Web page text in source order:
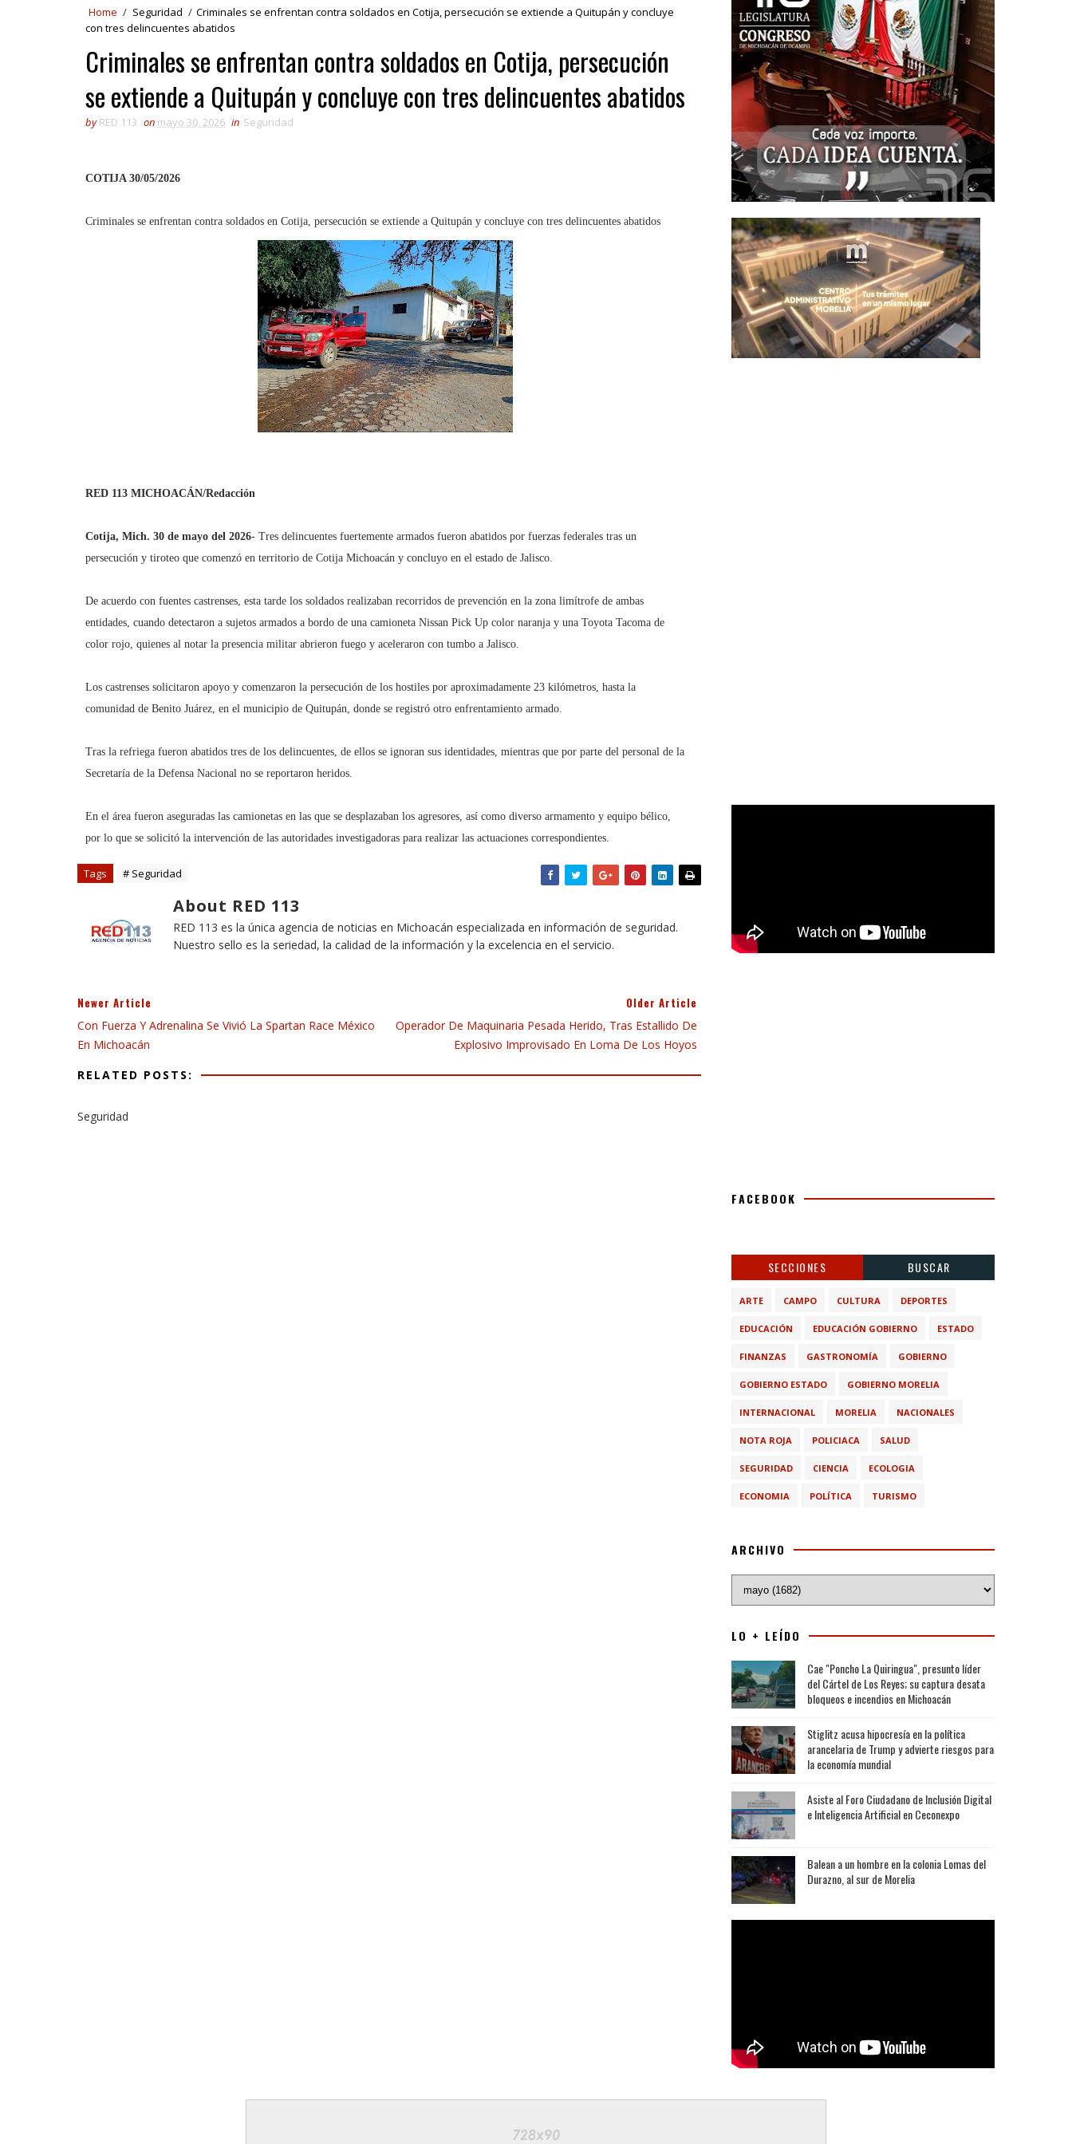
Home / Seguridad / Criminales se enfrentan contra soldados en Cotija, persecución se extiende a Quitupán y concluye
con tres delincuentes abatidos
Criminales se enfrentan contra soldados en Cotija, persecución
se extiende a Quitupán y concluye con tres delincuentes abatidos
by RED 113 on mayo 30, 2026 in Seguridad
COTIJA 30/05/2026
Criminales se enfrentan contra soldados en Cotija, persecución se extiende a Quitupán y concluye con tres delincuentes abatidos
RED 113 MICHOACÁN/Redacción
Cotija, Mich. 30 de mayo del 2026- Tres delincuentes fuertemente armados fueron abatidos por fuerzas federales tras un
persecución y tiroteo que comenzó en territorio de Cotija Michoacán y concluyo en el estado de Jalisco.
De acuerdo con fuentes castrenses, esta tarde los soldados realizaban recorridos de prevención en la zona limítrofe de ambas
entidades, cuando detectaron a sujetos armados a bordo de una camioneta Nissan Pick Up color naranja y una Toyota Tacoma de
color rojo, quienes al notar la presencia militar abrieron fuego y aceleraron con tumbo a Jalisco.
Los castrenses solicitaron apoyo y comenzaron la persecución de los hostiles por aproximadamente 23 kilómetros, hasta la
comunidad de Benito Juárez, en el municipio de Quitupán, donde se registró otro enfrentamiento armado.
Tras la refriega fueron abatidos tres de los delincuentes, de ellos se ignoran sus identidades, mientras que por parte del personal de la
Secretaría de la Defensa Nacional no se reportaron heridos.
En el área fueron aseguradas las camionetas en las que se desplazaban los agresores, así como diverso armamento y equipo bélico,
por lo que se solicitó la intervención de las autoridades investigadoras para realizar las actuaciones correspondientes.
Tags # Seguridad
About RED 113
RED 113 es la única agencia de noticias en Michoacán especializada en información de seguridad.
Nuestro sello es la seriedad, la calidad de la información y la excelencia en el servicio.
Newer Article
Con Fuerza Y Adrenalina Se Vivió La Spartan Race México
En Michoacán
Older Article
Operador De Maquinaria Pesada Herido, Tras Estallido De
Explosivo Improvisado En Loma De Los Hoyos
RELATED POSTS:
Seguridad
FACEBOOK
SECCIONES BUSCAR
ARTE CAMPO CULTURA DEPORTES
EDUCACIÓN EDUCACIÓN GOBIERNO ESTADO
FINANZAS GASTRONOMÍA GOBIERNO
GOBIERNO ESTADO GOBIERNO MORELIA
INTERNACIONAL MORELIA NACIONALES
NOTA ROJA POLICIACA SALUD
SEGURIDAD CIENCIA ECOLOGIA
ECONOMIA POLÍTICA TURISMO
ARCHIVO
LO + LEÍDO
Cae "Poncho La Quiringua", presunto líder
del Cártel de Los Reyes; su captura desata
bloqueos e incendios en Michoacán
Stiglitz acusa hipocresía en la política
arancelaria de Trump y advierte riesgos para
la economía mundial
Asiste al Foro Ciudadano de Inclusión Digital
e Inteligencia Artificial en Ceconexpo
Balean a un hombre en la colonia Lomas del
Durazno, al sur de Morelia